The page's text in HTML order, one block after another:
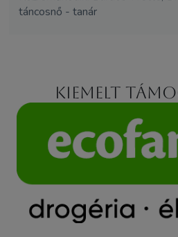
táncosnő - tanár
Kiemelt